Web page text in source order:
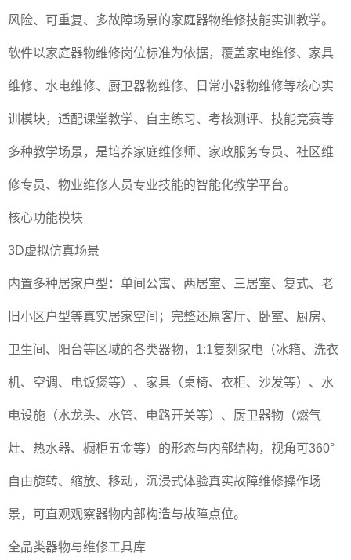
风险、可重复、多故障场景的家庭器物维修技能实训教学。
软件以家庭器物维修岗位标准为依据，覆盖家电维修、家具
维修、水电维修、厨卫器物维修、日常小器物维修等核心实
训模块，适配课堂教学、自主练习、考核测评、技能竞赛等
多种教学场景，是培养家庭维修师、家政服务专员、社区维
修专员、物业维修人员专业技能的智能化教学平台。
核心功能模块
3D虚拟仿真场景
内置多种居家户型：单间公寓、两居室、三居室、复式、老
旧小区户型等真实居家空间；完整还原客厅、卧室、厨房、
卫生间、阳台等区域的各类器物，1:1复刻家电（冰箱、洗衣
机、空调、电饭煲等）、家具（桌椅、衣柜、沙发等）、水
电设施（水龙头、水管、电路开关等）、厨卫器物（燃气
灶、热水器、橱柜五金等）的形态与内部结构，视角可360°
自由旋转、缩放、移动，沉浸式体验真实故障维修操作场
景，可直观观察器物内部构造与故障点位。
全品类器物与维修工具库